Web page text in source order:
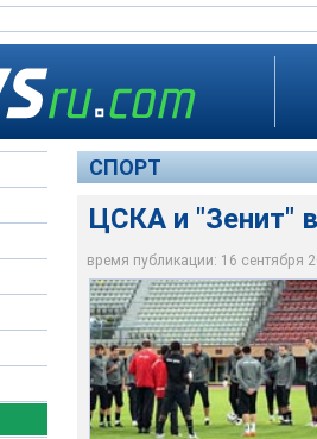
СПОРТ
ЦСКА и "Зенит"
время публикации: 16 сентября
ЦСКА и "Зенит" в
www.pfc-cska.com